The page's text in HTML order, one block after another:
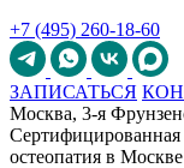
+7 (495) 260-18-60
ЗАПИСАТЬСЯ
Москва, 3-я
Сертифицированная
остеопатия в Москве